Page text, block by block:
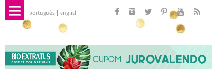
português english